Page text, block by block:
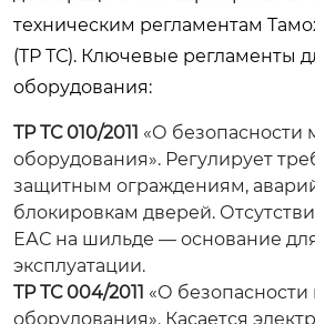
техническим регламентам
(ТР ТС). Ключевые регламенты
оборудования:
ТР ТС 010/2011 «О безопасности
оборудования». Регулирует
защитным ограждениям,
блокировкам дверей.
ЕАС на шильде — основание
эксплуатации.
ТР ТС 004/2011 «О безопасности
оборудования». Касается